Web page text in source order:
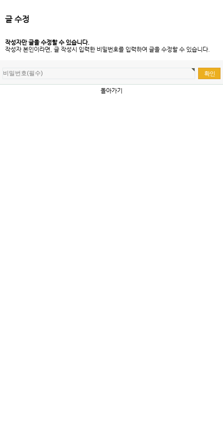
글 수정
작성자만 글을 수정할 수 있습니다.
작성자 본인이라면, 글 작성시 입력한 비밀번호를 입력하여 글을 수정할 수 있습니다.
돌아가기